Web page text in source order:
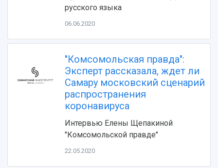
Фирменный стиль
Устойчивое развитие
3D-тур по университету
Музеи
Учебный аэродром
Центр истории авиационных двигателей
Ботанический сад
Умный дом бабочек
Международный межвузовский кампус
Сведения об образовательной организации
Противодействие COVID-19
Отчеты о научно-исследовательской
Научные конференции
Публикации и издания
Отчеты о проведенных конференциях
русского языка
06.06.2020
"Комсомольская правда":
Эксперт рассказала, ждет ли
Самару московский сценарий
распространения
коронавируса
Интервью Елены Щепакиной
"Комсомольской правде"
22.05.2020